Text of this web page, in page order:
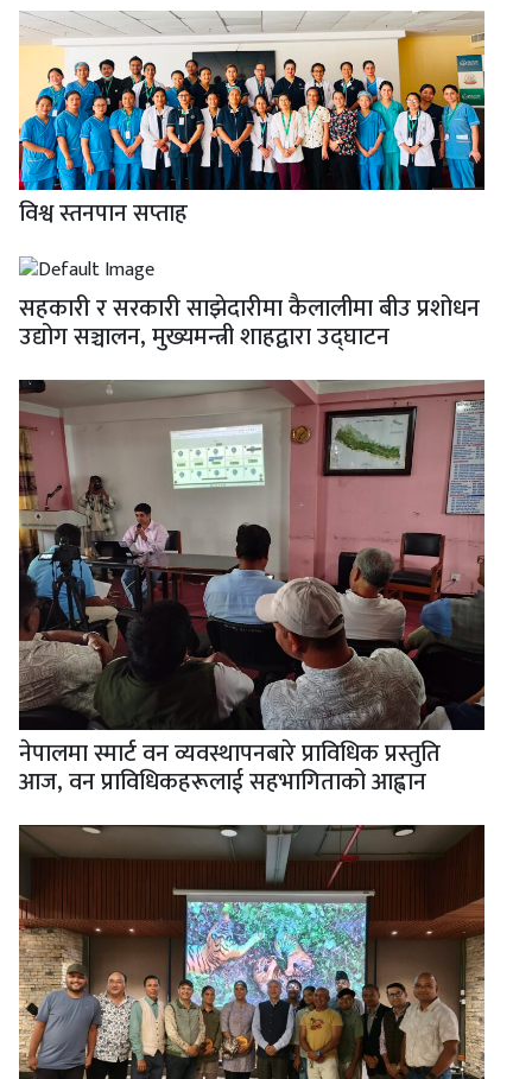
विश्व स्तनपान सप्ताह
सहकारी र सरकारी साझेदारीमा कैलालीमा बीउ प्रशोधन
उद्योग सञ्चालन, मुख्यमन्त्री शाहद्वारा उद्घाटन
नेपालमा स्मार्ट वन व्यवस्थापनबारे प्राविधिक प्रस्तुति
आज, वन प्राविधिकहरूलाई सहभागिताको आह्वान